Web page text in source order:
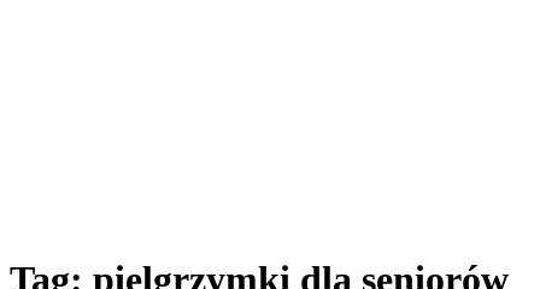
Tag: pielgrzymki dla seniorów